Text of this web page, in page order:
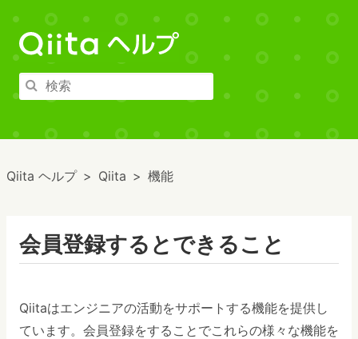
Qiita ヘルプ Qiita 機能
会員登録するとできること
Qiitaはエンジニアの活動をサポートする機能を提供し
ています。会員登録をすることでこれらの様々な機能を